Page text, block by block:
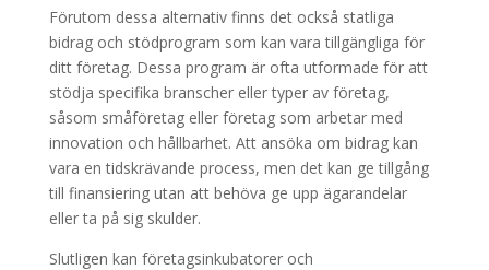
Förutom dessa alternativ finns det också statliga
bidrag och stödprogram som kan vara tillgängliga för
ditt företag. Dessa program är ofta utformade för att
stödja specifika branscher eller typer av företag,
såsom småföretag eller företag som arbetar med
innovation och hållbarhet. Att ansöka om bidrag kan
vara en tidskrävande process, men det kan ge tillgång
till finansiering utan att behöva ge upp ägarandelar
eller ta på sig skulder.
Slutligen kan företagsinkubatorer och